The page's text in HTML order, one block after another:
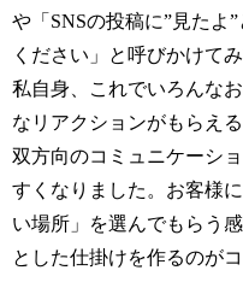
や「SNSの投稿に”見たよ
ください」と呼びかけて
私自身、これでいろんな
なリアクションがもらえる
双方向のコミュニケーシ
すくなりました。お客様
い場所」を選んでもらう
とした仕掛けを作るのがコ